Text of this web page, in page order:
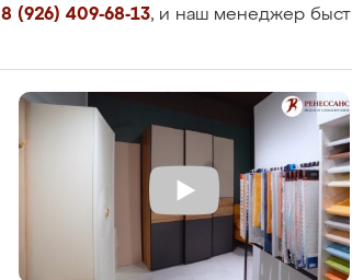
8 (926) 409-68-13, и наш менеджер